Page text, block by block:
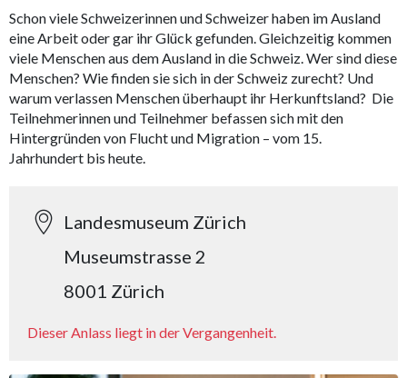
Schon viele Schweizerinnen und Schweizer haben im Ausland
eine Arbeit oder gar ihr Glück gefunden. Gleichzeitig kommen
viele Menschen aus dem Ausland in die Schweiz. Wer sind diese
Menschen? Wie finden sie sich in der Schweiz zurecht? Und
warum verlassen Menschen überhaupt ihr Herkunftsland? Die
Teilnehmerinnen und Teilnehmer befassen sich mit den
Hintergründen von Flucht und Migration – vom 15.
Jahrhundert bis heute.
Landesmuseum Zürich
Museumstrasse 2
8001 Zürich
Dieser Anlass liegt in der Vergangenheit.